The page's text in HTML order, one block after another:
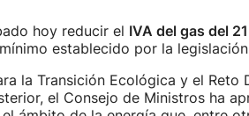
hoy reducir el IVA del gas del
establecido por la
la Transición Ecológica y el Reto
el Consejo de Ministros ha